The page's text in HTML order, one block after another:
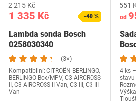
1 335 Kč
2 215 Kč
-40 %
Lambda sonda Bosch
0258030340
(3×)
Kompatibilní: CITROËN BERLINGO,
BERLINGO Box/MPV, C3 AIRCROSS
II, C3 AIRCROSS II Van, C3 III, C3 III
Van
od
551
4 ks
stavu